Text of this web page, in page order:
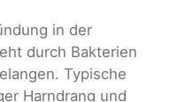
in der
durch Bakterien
Typische
Harndrang und